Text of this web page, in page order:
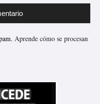
Aprende cómo se procesan